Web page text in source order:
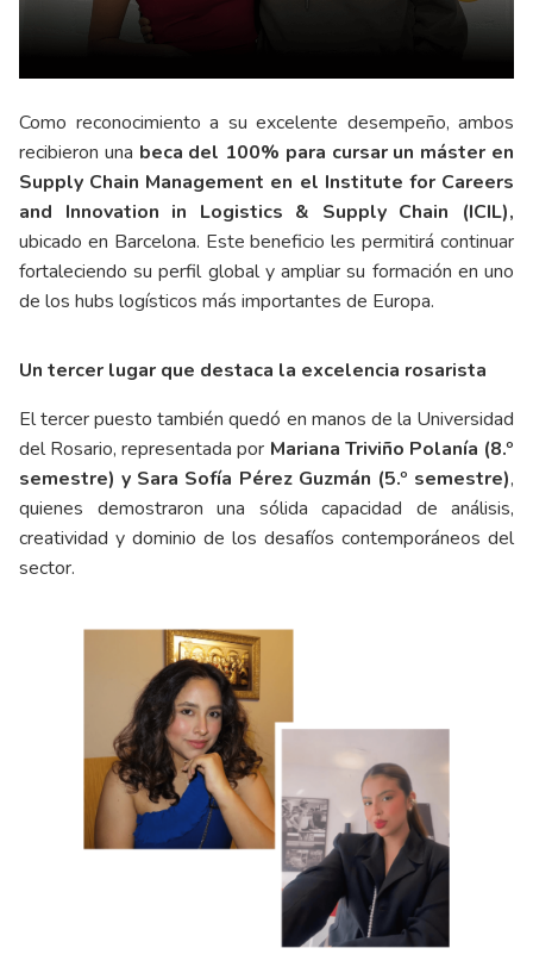
Como reconocimiento a su excelente desempeño, ambos
recibieron una beca del 100% para cursar un máster en
Supply Chain Management en el Institute for Careers
and Innovation in Logistics & Supply Chain (ICIL),
ubicado en Barcelona. Este beneficio les permitirá continuar
fortaleciendo su perfil global y ampliar su formación en uno
de los hubs logísticos más importantes de Europa.
Un tercer lugar que destaca la excelencia rosarista
El tercer puesto también quedó en manos de la Universidad
del Rosario, representada por Mariana Triviño Polanía (8.º
semestre) y Sara Sofía Pérez Guzmán (5.º semestre),
quienes demostraron una sólida capacidad de análisis,
creatividad y dominio de los desafíos contemporáneos del
sector.